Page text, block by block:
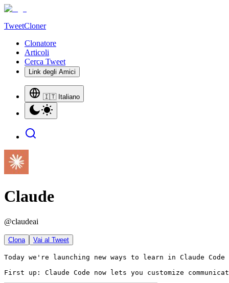
TweetCloner
Clonatore
Articoli
Cerca Tweet
Link degli Amici
🇮🇹 Italiano
Claude
@claudeai
Clona Vai al Tweet
Today we're launching new ways to learn in Claude Code
First up: Claude Code now lets you customize